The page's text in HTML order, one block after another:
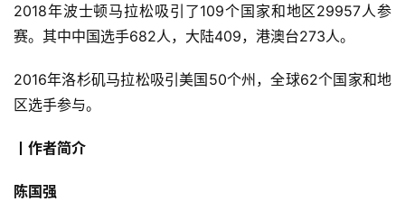
2018年波士顿马拉松吸引了109个国家和地区29957人参
赛。其中中国选手682人，大陆409，港澳台273人。
2016年洛杉矶马拉松吸引美国50个州，全球62个国家和地
区选手参与。
丨作者简介
陈国强